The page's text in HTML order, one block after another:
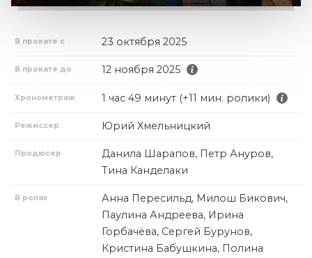
В прокате с 23 октября 2025
В прокате до 12 ноября 2025
Хронометраж 1 час 49 минут (+11 мин. ролики)
Режиссер Юрий Хмельницкий
Продюсер
Данила Шарапов, Петр Ануров,
Тина Канделаки
В ролях
Анна Пересильд, Милош Бикович,
Паулина Андреева, Ирина
Горбачёва, Сергей Бурунов,
Кристина Бабушкина, Полина